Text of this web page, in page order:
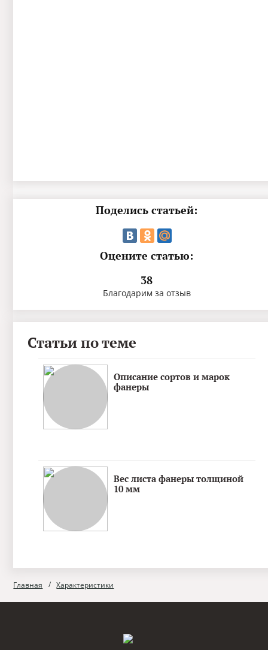
Поделись статьей:
Оцените статью:
38
Благодарим за отзыв
Статьи по теме
Описание сортов и марок
фанеры
Вес листа фанеры толщиной
10 мм
Главная Характеристики